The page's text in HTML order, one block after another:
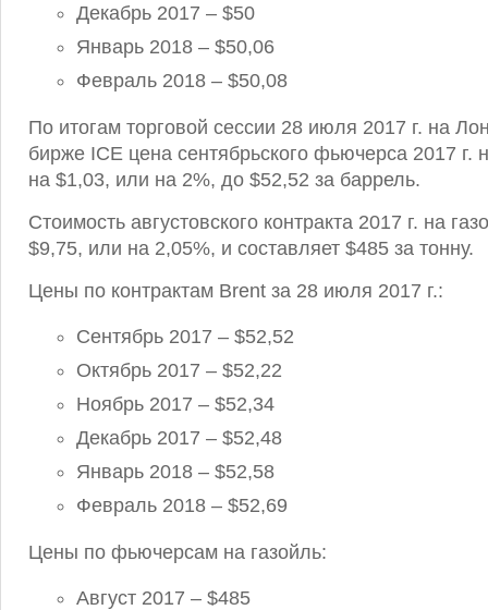
Декабрь 2017 – $50
Январь 2018 – $50,06
Февраль 2018 – $50,08
По итогам торговой сессии 28 июля 2017 г. на
бирже ICE цена сентябрьского фьючерса 2017
на $1,03, или на 2%, до $52,52 за баррель.
Стоимость августовского контракта 2017 г. на
$9,75, или на 2,05%, и составляет $485 за тонну.
Цены по контрактам Brent за 28 июля 2017 г.:
Сентябрь 2017 – $52,52
Октябрь 2017 – $52,22
Ноябрь 2017 – $52,34
Декабрь 2017 – $52,48
Январь 2018 – $52,58
Февраль 2018 – $52,69
Цены по фьючерсам на газойль:
Август 2017 – $485